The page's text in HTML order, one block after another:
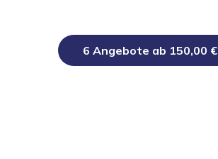
6 Angebote ab 150,00 €